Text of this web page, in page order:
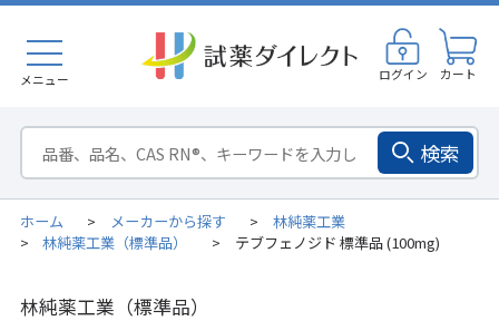
メニュー ログイン カート
検索
ホーム > メーカーから探す > 林純薬工業
> 林純薬工業（標準品） > テブフェノジド 標準品 (100mg)
林純薬工業（標準品）